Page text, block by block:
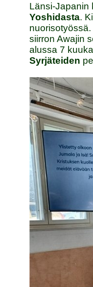
Länsi-Japanin
Yoshidasta.
siirron Awajin
alussa 7
Syrjäteiden